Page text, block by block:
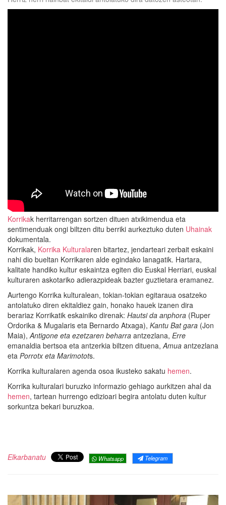
Korrikak herritarrengan sortzen dituen atxikimendua eta
sentimenduak ongi biltzen ditu berriki aurkeztuko duten Uhainak
dokumentala.
Korrikak, Korrika Kulturalaren bitartez, jendarteari zerbait eskaini
nahi dio bueltan Korrikaren alde egindako lanagatik. Hartara,
kalitate handiko kultur eskaintza egiten dio Euskal Herriari, euskal
kulturaren askotariko adierazpideak bazter guztietara eramanez.
Aurtengo Korrika kulturalean, tokian-tokian egitaraua osatzeko
antolatuko diren ekitaldiez gain, honako hauek izanen dira
berariaz Korrikatik eskainiko direnak: Hautsi da anphora (Ruper
Ordorika & Mugalaris eta Bernardo Atxaga), Kantu Bat gara (Jon
Maia),Antigone eta ezetzaren beharra antzezlana, Erre
emanaldia bertsoa eta antzerkia biltzen dituena,Amua antzezlana
eta Porrotx eta Marimotots.
Korrika kulturalaren agenda osoa ikusteko sakatu hemen.
Korrika kulturalari buruzko informazio gehiago aurkitzen ahal da
hemen, tartean hurrengo edizioari begira antolatu duten kultur
sorkuntza bekari buruzkoa.
Elkarbanatu Whatsapp Telegram